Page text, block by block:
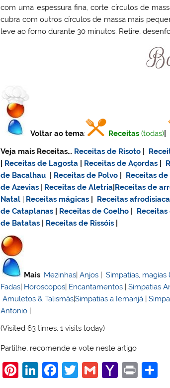
com uma espessura fina, corte círculos de
cubra com outros círculos de massa mais
leve ao forno durante 30 minutos. Retire,
Voltar ao tema: Receitas (todas)
Veja mais Receitas… Receitas de Risoto
Receitas de Lagosta Receitas de Açordas
de Bacalhau
Receitas de Polvo Receitas de
de Azevias | Receitas de Aletria Receitas de
Natal | Receitas mágicas Receitas
de Cataplanas
Receitas de Coelho Receitas
de Batatas
Receitas de Rissóis
Mais: Mezinhas|Anjos |Simpatias,
Fadas| Horoscopos| Encantamentos |Simpatias
Amuletos & Talismãs|Simpatias a Iemanjá |
Antonio |
(Visited 63 times, 1 visits today)
Partilhe, recomende e vote neste artigo
Pi
Li
F
T
G
Y
Pr